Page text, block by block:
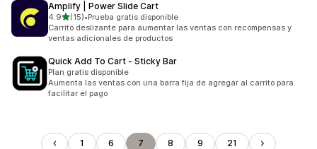
Amplify | Power Slide Cart
4.9de 5 estrellas
(15)
15 reseñas en total
•Prueba gratis disponible
Carrito deslizante para aumentar las ventas con recompensas y
ventas adicionales de productos
Quick Add To Cart ‑ Sticky Bar
Plan gratis disponible
Aumenta las ventas con una barra fija de agregar al carrito para
facilitar el pago
1 6 7 8 9 21